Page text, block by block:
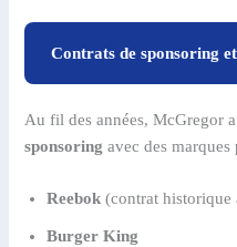
Contrats de sponsoring
Au fil des années, McGregor
sponsoring avec des marques
Reebok (contrat historique
Burger King